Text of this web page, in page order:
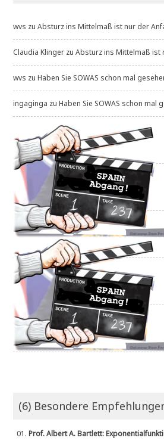
wvs zuAbsturz ins Mittelmaß ist nur der
Claudia Klinger zuAbsturz ins Mittelmaß ist
wvs zuHaben Sie SOWAS schon mal
ingaginga zuHaben Sie SOWAS schon mal
(6) Besondere
01.Prof. Albert A. Bartlett: